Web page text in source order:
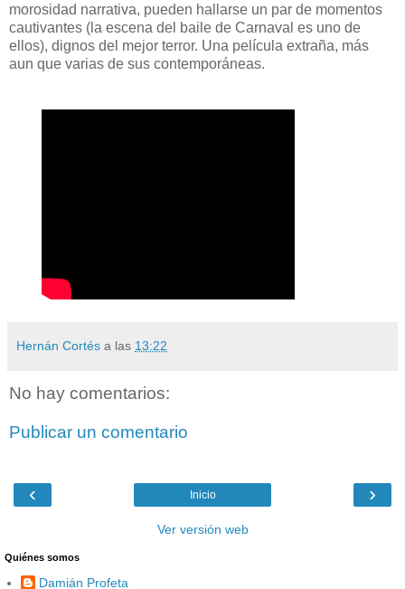
morosidad narrativa, pueden hallarse un par de momentos
cautivantes (la escena del baile de Carnaval es uno de
ellos), dignos del mejor terror. Una película extraña, más
aun que varias de sus contemporáneas.
Hernán Cortés a las 13:22
No hay comentarios:
Publicar un comentario
‹ ›
Inicio
Ver versión web
Quiénes somos
Damián Profeta